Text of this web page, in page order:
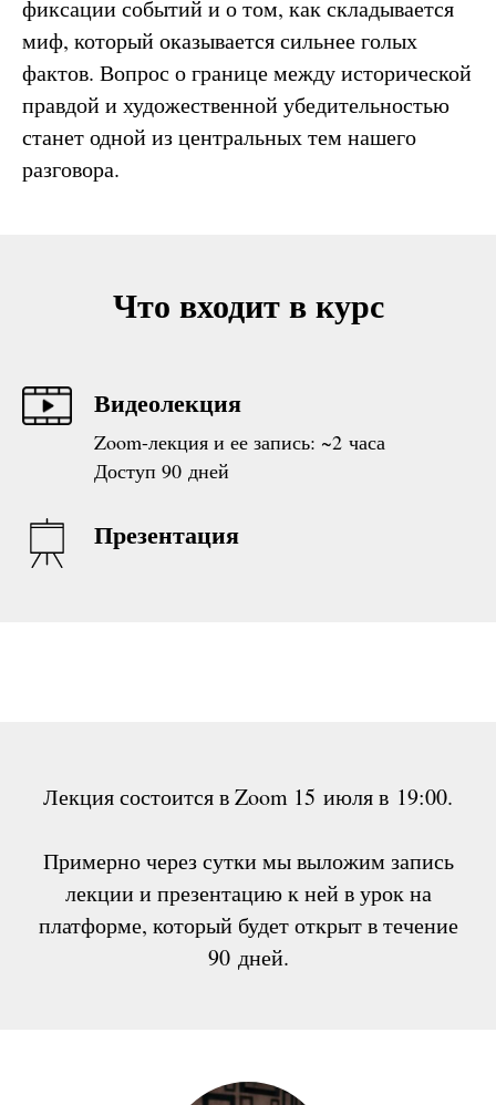
фиксации событий и о том, как складывается
миф, который оказывается сильнее голых
фактов. Вопрос о границе между исторической
правдой и художественной убедительностью
станет одной из центральных тем нашего
разговора.
Что входит в курс
Видеолекция
Zoom-лекция и ее запись: ~2 часа
Доступ 90 дней
Презентация
Лекция состоится в Zoom 15 июля в 19:00.
Примерно через сутки мы выложим запись
лекции и презентацию к ней в урок на
платформе, который будет открыт в течение
90 дней.